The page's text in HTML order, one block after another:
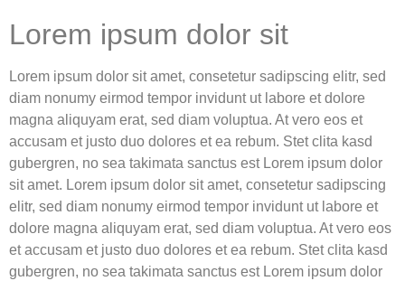
Lorem ipsum dolor sit
Lorem ipsum dolor sit amet, consetetur sadipscing elitr, sed
diam nonumy eirmod tempor invidunt ut labore et dolore
magna aliquyam erat, sed diam voluptua. At vero eos et
accusam et justo duo dolores et ea rebum. Stet clita kasd
gubergren, no sea takimata sanctus est Lorem ipsum dolor
sit amet. Lorem ipsum dolor sit amet, consetetur sadipscing
elitr, sed diam nonumy eirmod tempor invidunt ut labore et
dolore magna aliquyam erat, sed diam voluptua. At vero eos
et accusam et justo duo dolores et ea rebum. Stet clita kasd
gubergren, no sea takimata sanctus est Lorem ipsum dolor